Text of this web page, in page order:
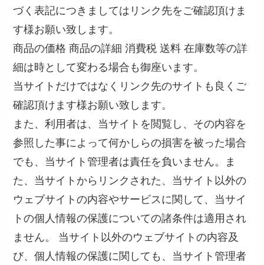
づく表記につきましてはリンク先をご確認頂けま
す様お願い致します。
商品の価格 商品の詳細 消費税 送料 在庫数等の詳
細は時として変わる場合も御座います。
当サイトだけではなくリンク先のサイトも良くご
確認頂けます様お願い致します。
また、利用者は、当サイトを閲覧し、その内容を
参照した事によって何かしらの損害を被った場合
でも、当サイト管理者は責任を負いません。ま
た、当サイトからリンクされた、当サイト以外の
ウェブサイトの内容やサービスに関して、当サイ
トの個人情報の保護についての諸条件は適用され
ません。 当サイト以外のウェブサイトの内容及
び、個人情報の保護に関しても、当サイト管理者